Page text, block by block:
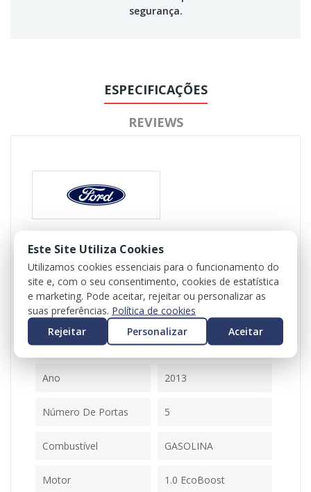
segurança.
ESPECIFICAÇÕES
REVIEWS
Referência 116924
Disponível 1 Item
Ficha Informativa
Modelo
C-MAX II (DXA/CB7,
DXA/CEU)
Ano 2013
Número De Portas 5
Combustível GASOLINA
Motor 1.0 EcoBoost
Este Site Utiliza Cookies
Utilizamos cookies essenciais para o funcionamento do
site e, com o seu consentimento, cookies de estatística
e marketing. Pode aceitar, rejeitar ou personalizar as
suas preferências. Política de cookies
Rejeitar
Personalizar Aceitar